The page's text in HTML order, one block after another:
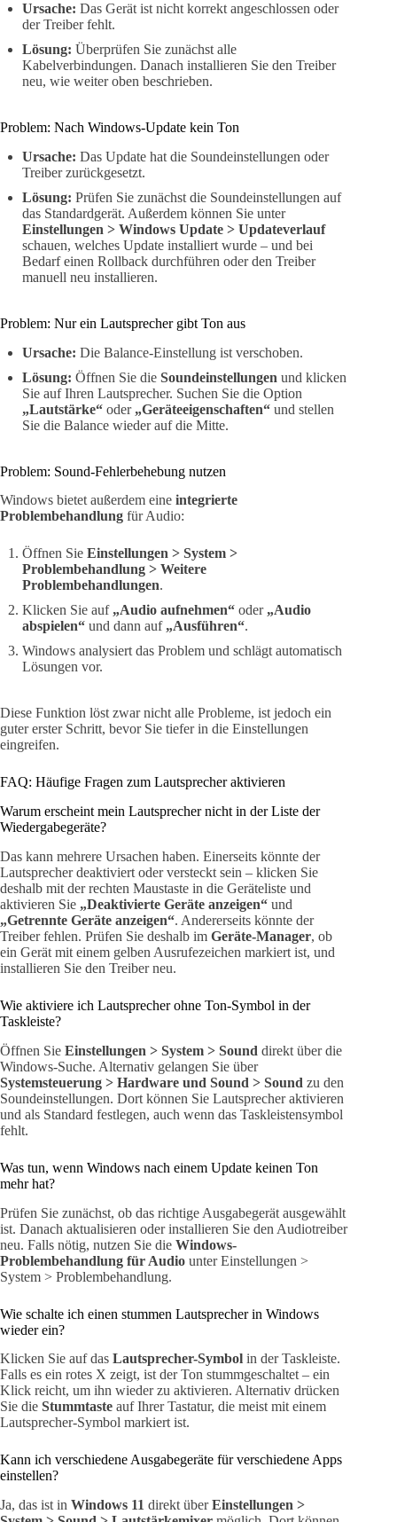
Ursache: Das Gerät ist nicht korrekt angeschlossen oder
der Treiber fehlt.
Lösung: Überprüfen Sie zunächst alle
Kabelverbindungen. Danach installieren Sie den Treiber
neu, wie weiter oben beschrieben.
Problem: Nach Windows-Update kein Ton
Ursache: Das Update hat die Soundeinstellungen oder
Treiber zurückgesetzt.
Lösung: Prüfen Sie zunächst die Soundeinstellungen auf
das Standardgerät. Außerdem können Sie unter
Einstellungen > Windows Update > Updateverlauf
schauen, welches Update installiert wurde – und bei
Bedarf einen Rollback durchführen oder den Treiber
manuell neu installieren.
Problem: Nur ein Lautsprecher gibt Ton aus
Ursache: Die Balance-Einstellung ist verschoben.
Lösung: Öffnen Sie die Soundeinstellungen und klicken
Sie auf Ihren Lautsprecher. Suchen Sie die Option
„Lautstärke“ oder „Geräteeigenschaften“ und stellen
Sie die Balance wieder auf die Mitte.
Problem: Sound-Fehlerbehebung nutzen
Windows bietet außerdem eine integrierte
Problembehandlung für Audio:
Öffnen Sie Einstellungen > System >
Problembehandlung > Weitere
Problembehandlungen.
Klicken Sie auf „Audio aufnehmen“ oder „Audio
abspielen“ und dann auf „Ausführen“.
Windows analysiert das Problem und schlägt automatisch
Lösungen vor.
Diese Funktion löst zwar nicht alle Probleme, ist jedoch ein
guter erster Schritt, bevor Sie tiefer in die Einstellungen
eingreifen.
FAQ: Häufige Fragen zum Lautsprecher aktivieren
Warum erscheint mein Lautsprecher nicht in der Liste der
Wiedergabegeräte?
Das kann mehrere Ursachen haben. Einerseits könnte der
Lautsprecher deaktiviert oder versteckt sein – klicken Sie
deshalb mit der rechten Maustaste in die Geräteliste und
aktivieren Sie „Deaktivierte Geräte anzeigen“ und
„Getrennte Geräte anzeigen“. Andererseits könnte der
Treiber fehlen. Prüfen Sie deshalb im Geräte-Manager, ob
ein Gerät mit einem gelben Ausrufezeichen markiert ist, und
installieren Sie den Treiber neu.
Wie aktiviere ich Lautsprecher ohne Ton-Symbol in der
Taskleiste?
Öffnen Sie Einstellungen > System > Sound direkt über die
Windows-Suche. Alternativ gelangen Sie über
Systemsteuerung > Hardware und Sound > Sound zu den
Soundeinstellungen. Dort können Sie Lautsprecher aktivieren
und als Standard festlegen, auch wenn das Taskleistensymbol
fehlt.
Was tun, wenn Windows nach einem Update keinen Ton
mehr hat?
Prüfen Sie zunächst, ob das richtige Ausgabegerät ausgewählt
ist. Danach aktualisieren oder installieren Sie den Audiotreiber
neu. Falls nötig, nutzen Sie die Windows-
Problembehandlung für Audio unter Einstellungen >
System > Problembehandlung.
Wie schalte ich einen stummen Lautsprecher in Windows
wieder ein?
Klicken Sie auf das Lautsprecher-Symbol in der Taskleiste.
Falls es ein rotes X zeigt, ist der Ton stummgeschaltet – ein
Klick reicht, um ihn wieder zu aktivieren. Alternativ drücken
Sie die Stummtaste auf Ihrer Tastatur, die meist mit einem
Lautsprecher-Symbol markiert ist.
Kann ich verschiedene Ausgabegeräte für verschiedene Apps
einstellen?
Ja, das ist in Windows 11 direkt überEinstellungen >